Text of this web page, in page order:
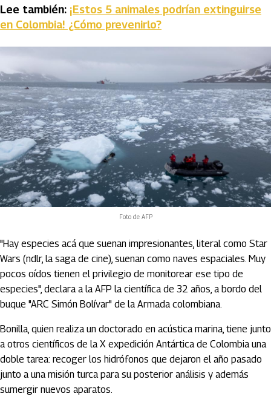
Lee también: ¡Estos 5 animales podrían extinguirse
en Colombia! ¿Cómo prevenirlo?
Foto de AFP
"Hay especies acá que suenan impresionantes, literal como Star
Wars (ndlr, la saga de cine), suenan como naves espaciales. Muy
pocos oídos tienen el privilegio de monitorear ese tipo de
especies", declara a la AFP la científica de 32 años, a bordo del
buque "ARC Simón Bolívar" de la Armada colombiana.
Bonilla, quien realiza un doctorado en acústica marina, tiene junto
a otros científicos de la X expedición Antártica de Colombia una
doble tarea: recoger los hidrófonos que dejaron el año pasado
junto a una misión turca para su posterior análisis y además
sumergir nuevos aparatos.